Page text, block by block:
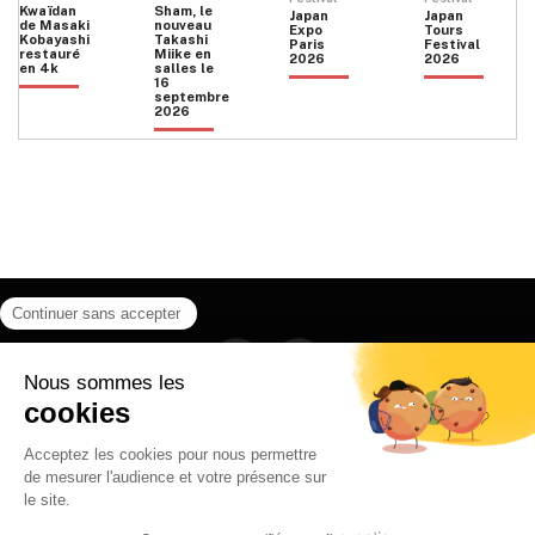
Kwaïdan
de Masaki
Kobayashi
restauré
en 4k
Sham, le
nouveau
Takashi
Miike en
salles le
16
septembre
2026
Japan
Expo
Paris
2026
Japan
Tours
Festival
2026
Instagram
CONTACT
POLITIQUE DE CONFIDENTIALITÉ